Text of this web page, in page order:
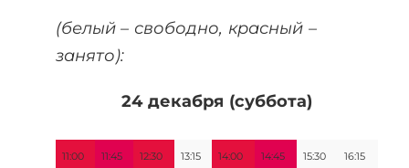
(белый – свободно, красный –
занято):
24 декабря (суббота)
11:00 11:45 12:30 13:15 14:00 14:45 15:30 16:15